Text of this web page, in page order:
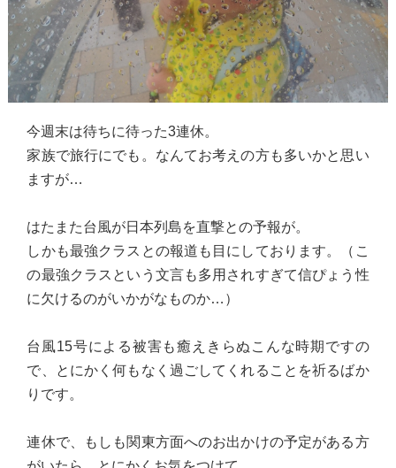
今週末は待ちに待った3連休。
家族で旅行にでも。なんてお考えの方も多いかと思い
ますが…
はたまた台風が日本列島を直撃との予報が。
しかも最強クラスとの報道も目にしております。（こ
の最強クラスという文言も多用されすぎて信ぴょう性
に欠けるのがいかがなものか…）
台風15号による被害も癒えきらぬこんな時期ですの
で、とにかく何もなく過ごしてくれることを祈るばか
りです。
連休で、もしも関東方面へのお出かけの予定がある方